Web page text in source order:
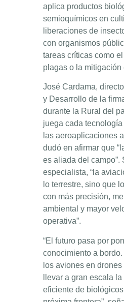
aplica productos
semioquímicos en
liberaciones de
con organismos
tareas críticas como
plagas o la mitigación
José Cardama,
y Desarrollo de la
durante la Rural del
juega cada
las aeroaplicaciones
dudó en afirmar que
es aliada del campo”.
especialista, “la
lo terrestre, sino que
con más precisión,
ambiental y mayor
operativa”.
“El futuro pasa por
conocimiento a
los aviones en
llevar a gran escala
eficiente de